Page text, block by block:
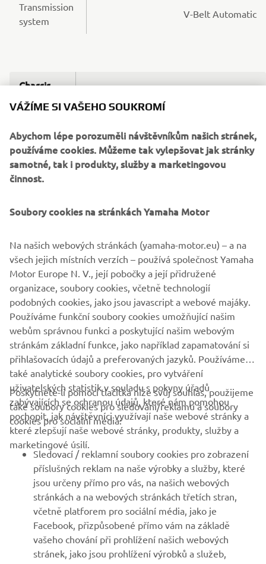
Transmission
system
V-Belt Automatic
Chassis
Front
system
Rear
suspension
Front
Rear brake Hydraulic single disc, Ø 230 mm
Front tyre
Rear tyre 110/90-12
FIREMNÍ
B2B
VÍCE YAMAHA
PODPORA
ZPRAVODAJ
VÁŽÍME SI VAŠEHO SOUKROMÍ
Abychom lépe porozuměli návštěvníkům našich stránek,
používáme cookies. Můžeme tak vylepšovat jak stránky
samotné, tak i produkty, služby a marketingovou
činnost.
Soubory cookies na stránkách Yamaha Motor
Na našich webových stránkách (yamaha-motor.eu) – a na
všech jejich místních verzích – používá společnost Yamaha
Motor Europe N. V., její pobočky a její přidružené
organizace, soubory cookies, včetně technologií
podobných cookies, jako jsou javascript a webové majáky.
Používáme funkční soubory cookies umožňující našim
webům správnou funkci a poskytující našim webovým
stránkám základní funkce, jako například zapamatování si
přihlašovacích údajů a preferovaných jazyků. Používáme
také analytické soubory cookies, pro vytváření
uživatelských statistik v souladu s pokyny úřadů
zabývajících se ochranou údajů, které nám pomohou
pochopit, jak návštěvníci využívají naše webové stránky a
které zlepšují naše webové stránky, produkty, služby a
marketingové úsilí.
Poskytnete-li pomocí tlačítka níže svůj souhlas, použijeme
také soubory cookies pro sledování/reklamu a soubory
cookies pro sociální média:
Sledovací / reklamní soubory cookies pro zobrazení
příslušných reklam na naše výrobky a služby, které
jsou určeny přímo pro vás, na našich webových
stránkách a na webových stránkách třetích stran,
včetně platforem pro sociální média, jako je
Facebook, přizpůsobené přímo vám na základě
vašeho chování při prohlížení našich webových
stránek, jako jsou prohlížení výrobků a služeb,